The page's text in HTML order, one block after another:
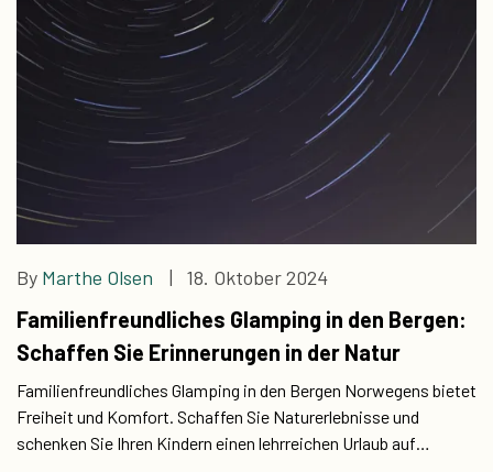
By Marthe Olsen | 18. Oktober 2024
Familienfreundliches Glamping in den Bergen:
Schaffen Sie Erinnerungen in der Natur
Familienfreundliches Glamping in den Bergen Norwegens bietet
Freiheit und Komfort. Schaffen Sie Naturerlebnisse und
schenken Sie Ihren Kindern einen lehrreichen Urlaub auf